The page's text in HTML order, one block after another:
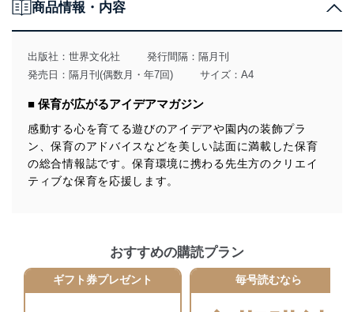
用目的を明確にし、本人の同意を得たうえで利用目的の
達成に必要な範囲内で適法かつ公正な手段によって取
得・利用・提供を行います。また、当社が保有している
個人情報は、同意を得ずに目的外利用、第三者への提
供・開示は行いません。当社においてはこれらの取り組
みを確実にするため、従業者等の教育を徹底してまいり
ます。また、目的外利用を行わないために、適切な管理
措置を講じます。
法令遵守
個人情報の安全管理措置
商品情報・内容
出版社： 世界文化社
発行間隔：隔月刊
発売日：隔月刊(偶数月・年7回)
サイズ：A4
■ 保育が広がるアイデアマガジン
感動する心を育てる遊びのアイデアや園内の装飾プラ
ン、保育のアドバイスなどを美しい誌面に満載した保育
の総合情報誌です。保育環境に携わる先生方のクリエイ
ティブな保育を応援します。
おすすめの購読プラン
ギフト券プレゼント 毎号読むなら